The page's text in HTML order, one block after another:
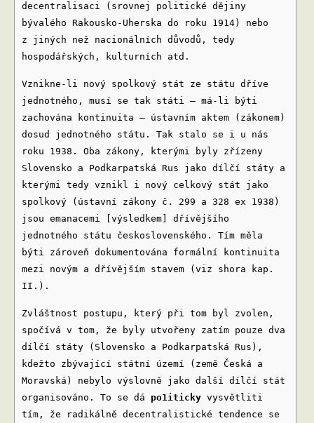
decentralisaci (srovnej politické dějiny
bývalého Rakousko-Uherska do roku 1914) nebo
z jiných než nacionálních důvodů, tedy
hospodářských, kulturních atd.
Vznikne-li nový spolkový stát ze státu dříve
jednotného, musí se tak státi – má-li býti
zachována kontinuita – ústavním aktem (zákonem)
dosud jednotného státu. Tak stalo se i u nás
roku 1938. Oba zákony, kterými byly zřízeny
Slovensko a Podkarpatská Rus jako dílčí státy a
kterými tedy vznikl i nový celkový stát jako
spolkový (ústavní zákony č. 299 a 328 ex 1938)
jsou emanacemi [výsledkem] dřívějšího
jednotného státu československého. Tím měla
býti zároveň dokumentována formální kontinuita
mezi novým a dřívějším stavem (viz shora kap.
II.).
Zvláštnost postupu, který při tom byl zvolen,
spočívá v tom, že byly utvořeny zatím pouze dva
dílčí státy (Slovensko a Podkarpatská Rus),
kdežto zbývající státní území (země Česká a
Moravská) nebylo výslovně jako další dílčí stát
organisováno. To se dá po1iticky vysvětliti
tím, že radikálně decentralistické tendence se